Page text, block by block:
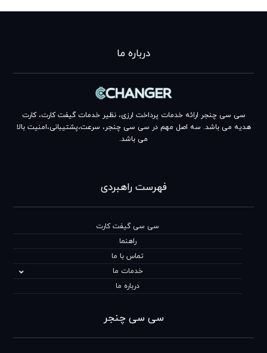
درباره ما
سی سی چنجر ارائه خدمات پرداخت ارزی، نظیر خدمات گیفت کارت، کارت
هدیه می باشد. سه اصل مهم در سی سی چنجر، سرعت،پشتیبانی،امنیت بالا
می باشد.
فهرست راهبردی
سی سی گیفت کارت
راهنما
تماس با ما
خدمات ما
درباره ما
سی سی چنجر